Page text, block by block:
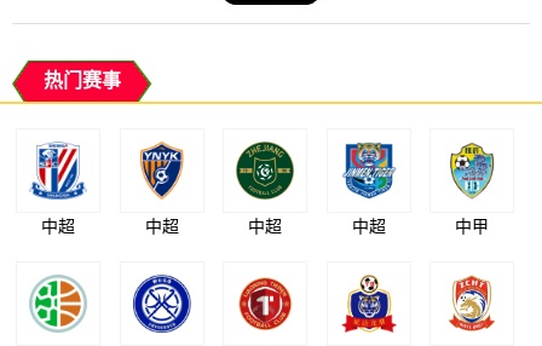
热门赛事
中超 中超 中超 中超 中甲